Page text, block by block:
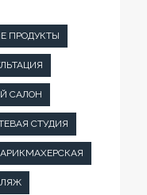
ПРОДУКТЫ
САЛОН
СТУДИЯ